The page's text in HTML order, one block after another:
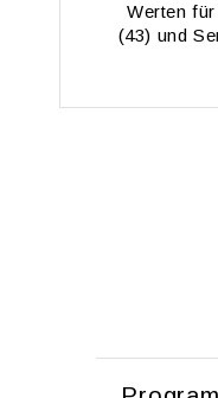
Wer­ten
(43) und